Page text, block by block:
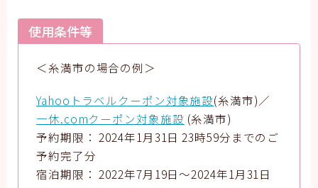
使用条件等
＜糸満市の場合の例＞
Yahooトラベルクーポン対象施設(糸満市)／
一休.comクーポン対象施設 (糸満市)
予約期限： 2024年1月31日 23時59分までのご
予約完了分
宿泊期限： 2022年7月19日～2024年1月31日